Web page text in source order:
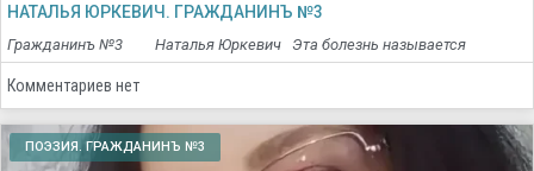
НАТАЛЬЯ ЮРКЕВИЧ. ГРАЖДАНИНЪ №3
Гражданинъ №3 Наталья Юркевич Эта болезнь называется
Комментариев нет
ПОЭЗИЯ. ГРАЖДАНИНЪ №3